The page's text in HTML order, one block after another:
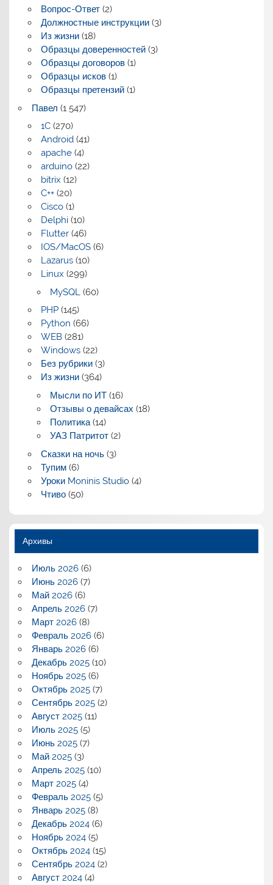
Вопрос-Ответ(2)
Должностные инструкции(3)
Из жизни(18)
Образцы доверенностей(3)
Образцы договоров(1)
Образцы исков(1)
Образцы претензий(1)
Павел (1 547)
1C(270)
Android(41)
apache(4)
arduino(22)
bitrix (12)
C++(20)
Cisco(1)
Delphi(10)
Flutter(46)
IOS/MacOS(6)
Lazarus(10)
Linux (299)
MySQL(60)
PHP(145)
Python (66)
WEB(281)
Windows(22)
Без рубрики(3)
Из жизни(364)
Мысли по ИТ(16)
Отзывы о девайсах (18)
Политика(14)
УАЗ Патритот(2)
Сказки на ночь(3)
Тупим(6)
Уроки Moninis Studio(4)
Чтиво(50)
Архивы
Июль 2026(6)
Июнь 2026(7)
Май 2026(6)
Апрель 2026(7)
Март 2026(8)
Февраль 2026(6)
Январь 2026(6)
Декабрь 2025(10)
Ноябрь 2025(6)
Октябрь 2025(7)
Сентябрь 2025(2)
Август 2025(11)
Июль 2025(5)
Июнь 2025(7)
Май 2025(3)
Апрель 2025(10)
Март 2025(4)
Февраль 2025(5)
Январь 2025(8)
Декабрь 2024(6)
Ноябрь 2024(5)
Октябрь 2024(15)
Сентябрь 2024(2)
Август 2024(4)